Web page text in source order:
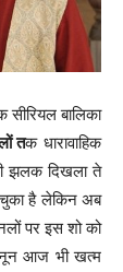
बालिका
तक धारावाहिक
झलक दिखला ते
चुका है लेकिन अब
पर इस शो को
आज भी खत्म